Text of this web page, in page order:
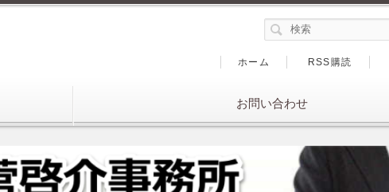
お問い合わせ
ホーム RSS購読